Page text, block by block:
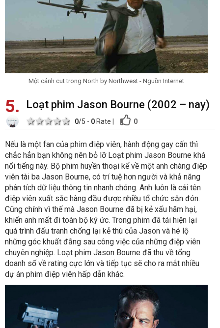
Một cảnh cut trong North by Northwest - Nguồn Internet
5 Loạt phim Jason Bourne (2002 – nay)
5 stars
4 stars
3 stars
2 stars
1 star 0/5 - 0Rate 0
Nếu là một fan của phim điệp viên, hành động gay cấn thì
chắc hẳn bạn không nên bỏ lỡ Loạt phim Jason Bourne khá
nổi tiếng này. Bộ phim huyền thoại kể về một anh chàng điệp
viên tài ba Jason Bourne, có trí tuệ hơn người và khả năng
phân tích dữ liệu thông tin nhanh chóng. Anh luôn là cái tên
điệp viên xuất sắc hàng đầu được nhiều tổ chức săn đón.
Cũng chính vì thế mà Jason Bourne đã bị kẻ xấu hãm hại,
khiến anh mất đi toàn bộ ký ức. Trong phim đã tái hiện lại
quá trình đấu tranh chống lại kẻ thù của Jason và hé lộ
những góc khuất đằng sau công việc của những điệp viên
chuyên nghiệp. Loạt phim Jason Bourne đã thu về tổng
doanh số về rating cực lớn và tiếp tục sẽ cho ra mắt nhiều
dự án phim điệp viên hấp dẫn khác.